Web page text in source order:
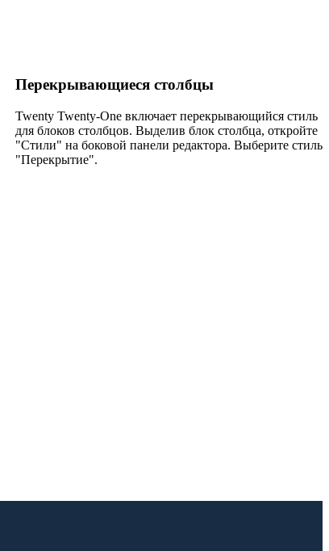
Перекрывающиеся столбцы
Twenty Twenty-One включает перекрывающийся стиль
для блоков столбцов. Выделив блок столбца, откройте
"Стили" на боковой панели редактора. Выберите стиль
"Перекрытие".